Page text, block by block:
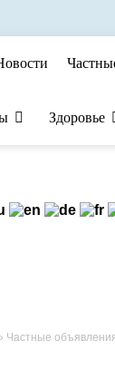
Здоровье
Частные